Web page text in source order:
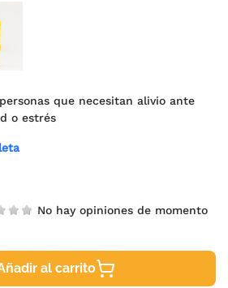
que necesitan alivio ante
o estrés
No hay opiniones de momento
al carrito